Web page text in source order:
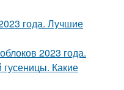
года. Лучшие
2023 года.
гусеницы. Какие